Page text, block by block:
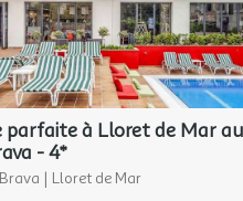
parfaite à Lloret de Mar
- 4*
| Lloret de Mar